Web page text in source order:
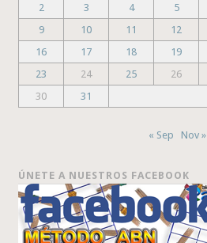
2
3 4 5
9
10 11 12
16
17 18 19
23
24 25 26
30
31
« Sep Nov »
ÚNETE A NUESTROS FACEBOOK